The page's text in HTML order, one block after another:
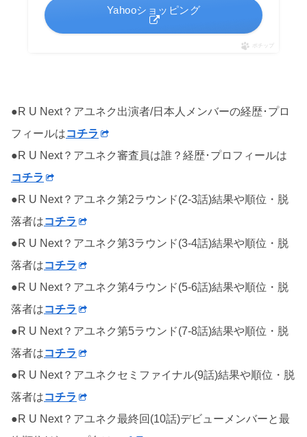
Yahooショッピング
ポチップ
●R U Next？アユネク出演者/日本人メンバーの経歴･プロ
フィールはコチラ
●R U Next？アユネク審査員は誰？経歴･プロフィールは
コチラ
●R U Next？アユネク第2ラウンド(2-3話)結果や順位・脱
落者はコチラ
●R U Next？アユネク第3ラウンド(3-4話)結果や順位・脱
落者はコチラ
●R U Next？アユネク第4ラウンド(5-6話)結果や順位・脱
落者はコチラ
●R U Next？アユネク第5ラウンド(7-8話)結果や順位・脱
落者はコチラ
●R U Next？アユネクセミファイナル(9話)結果や順位・脱
落者はコチラ
●R U Next？アユネク最終回(10話)デビューメンバーと最